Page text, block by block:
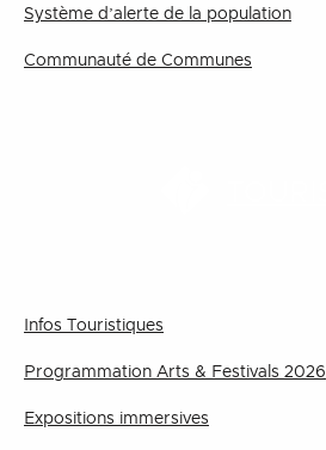
Système d’alerte de la population
Communauté de Communes
Infos Touristiques
Programmation Arts & Festivals 2026
Expositions immersives